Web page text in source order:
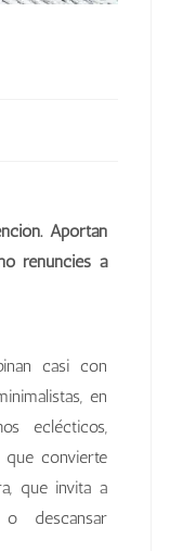
Aportan
renuncies a
casi con
en
eclécticos,
que convierte
que invita a
descansar